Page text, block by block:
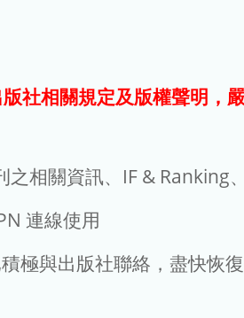
社相關規定及版權聲明，
之相關資訊、IF & Ranking
連線使用
極與出版社聯絡，盡快恢